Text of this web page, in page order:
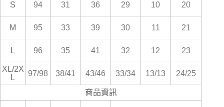
S 94 31 36 29 10 20
M 95 33 39 30 11 21
L 96 35 41 32 12 23
XL/2X
L
97/98 38/41 43/46 33/34 13/13 24/25
商品資訊